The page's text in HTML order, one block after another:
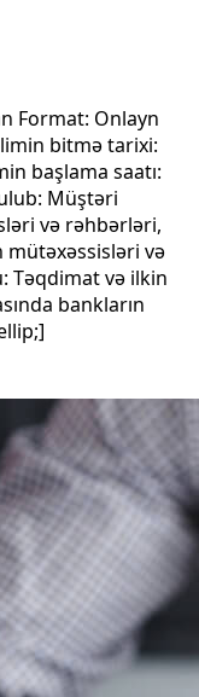
Format: Onlayn
bitmə tarixi:
başlama saatı:
Müştəri
və rəhbərləri,
mütəxəssisləri və
Təqdimat və ilkin
bankların